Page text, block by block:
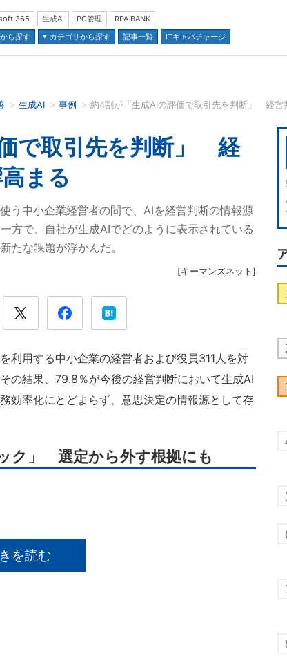
365 生成AI PC管理
RPA BANK
ら探す
カテゴリから探す 記事一覧 ITキャパチャージ
並び順：
生成AI 事例 約4割が「生成AIの評価で取引先を判断」 経営
で取引先を判断」 経
まる
う中小企業経営者の間で、AIを経営判断の情報源
方で、自社が生成AIでどのように表示されている
たな課題が浮かんだ。
[キーマンズネット ]
利用する中小企業の経営者および役員311人を対
の結果、79.8％が今後の経営判断において生成AI
効率化にとどまらず、意思決定の情報源として存
ク」 選定から外す根拠にも
を読む